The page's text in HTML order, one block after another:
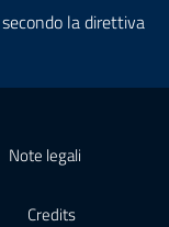
la direttiva
Note legali
Credits